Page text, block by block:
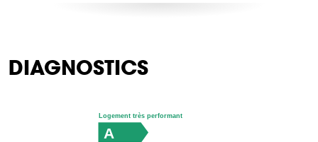
DIAGNOSTICS
A
Logement très performant